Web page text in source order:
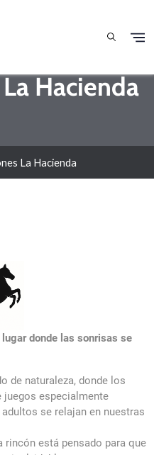
Hacienda
La Hacienda
donde las sonrisas se
de naturaleza, donde los
especialmente
se relajan en nuestras
rincón está pensado para que